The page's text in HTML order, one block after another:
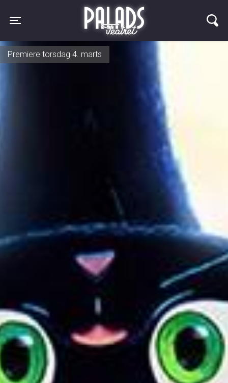
Toggle navigation
Palads Teatret
Premiere torsdag 4. marts